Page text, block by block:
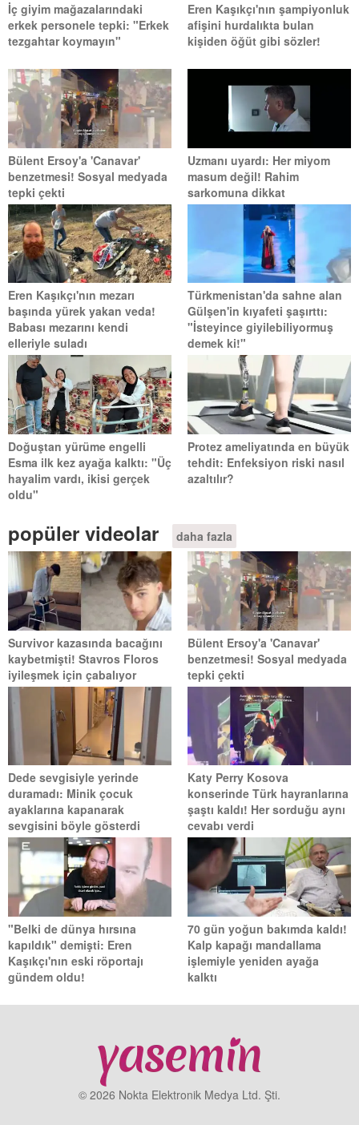
İç giyim mağazalarındaki
erkek personele tepki: "Erkek
tezgahtar koymayın"
Eren Kaşıkçı'nın şampiyonluk
afişini hurdalıkta bulan
kişiden öğüt gibi sözler!
Bülent Ersoy'a 'Canavar'
benzetmesi! Sosyal medyada
tepki çekti
Uzmanı uyardı: Her miyom
masum değil! Rahim
sarkomuna dikkat
Eren Kaşıkçı'nın mezarı
başında yürek yakan veda!
Babası mezarını kendi
elleriyle suladı
Türkmenistan'da sahne alan
Gülşen'in kıyafeti şaşırttı:
"İsteyince giyilebiliyormuş
demek ki!"
Doğuştan yürüme engelli
Esma ilk kez ayağa kalktı: "Üç
hayalim vardı, ikisi gerçek
oldu"
Protez ameliyatında en büyük
tehdit: Enfeksiyon riski nasıl
azaltılır?
popüler videolar daha fazla
Survivor kazasında bacağını
kaybetmişti! Stavros Floros
iyileşmek için çabalıyor
Bülent Ersoy'a 'Canavar'
benzetmesi! Sosyal medyada
tepki çekti
Dede sevgisiyle yerinde
duramadı: Minik çocuk
ayaklarına kapanarak
sevgisini böyle gösterdi
Katy Perry Kosova
konserinde Türk hayranlarına
şaştı kaldı! Her sorduğu aynı
cevabı verdi
"Belki de dünya hırsına
kapıldık" demişti: Eren
Kaşıkçı'nın eski röportajı
gündem oldu!
70 gün yoğun bakımda kaldı!
Kalp kapağı mandallama
işlemiyle yeniden ayağa
kalktı
© 2026 Nokta Elektronik Medya Ltd. Şti.